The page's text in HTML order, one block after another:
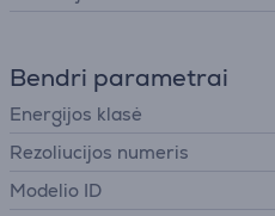
Bendri parametrai
Energijos klasė
Rezoliucijos numeris
Modelio ID